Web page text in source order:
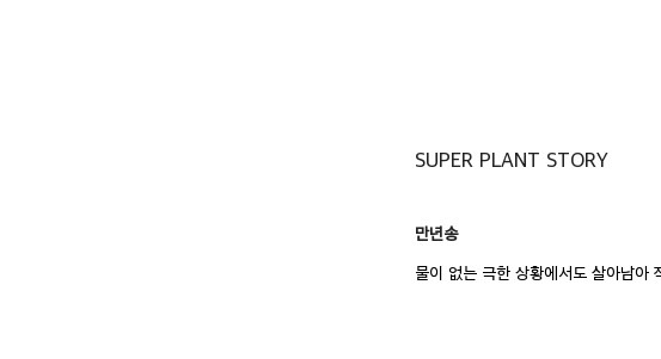
SUPER PLANT STORY
만년송
물이 없는 극한 상황에서도 살아남아